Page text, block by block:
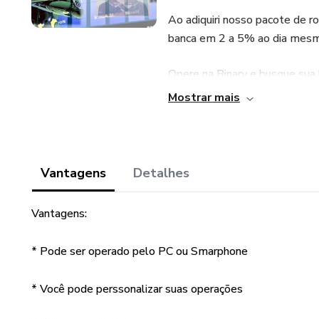
Ao adiquiri nosso pacote de
banca em 2 a 5% ao dia
Opere na Binary e busque
operações de $ 0.35 cents de
Mostrar mais
Vantagens Detalhes
Vantagens:
* Pode ser operado pelo PC ou Smarphone
* Você pode perssonalizar suas operações